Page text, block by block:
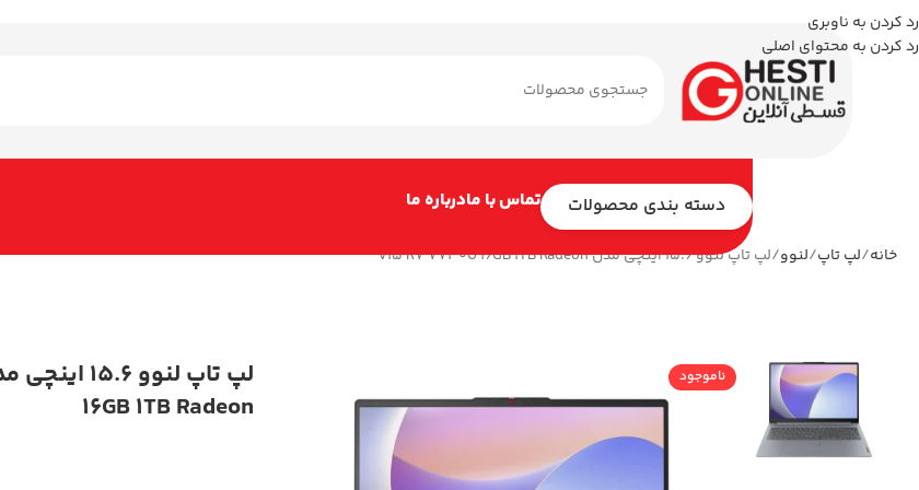
رد کردن به ناوبری
رد کردن به محتوای اصلی
دسته بندی محصولات تماس با مادرباره ما
خانه لپ تاپ لنوو لپ تاپ لنوو 15.6 اینچی مدل V15 R7 7730U 16GB 1TB Radeon
ناموجود
16GB 1TB Radeon